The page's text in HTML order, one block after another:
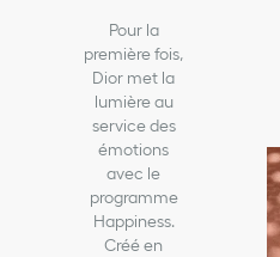
Pour la
première fois,
Dior met la
lumière au
service des
émotions
avec le
programme
Happiness.
Créé en